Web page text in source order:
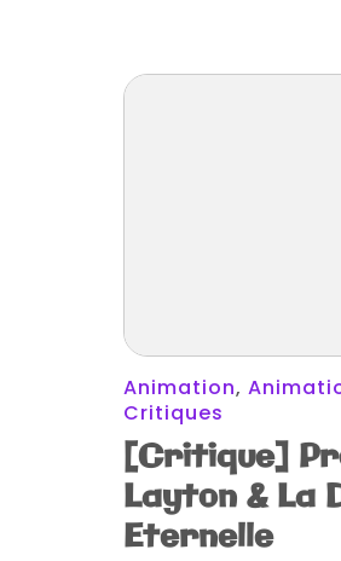
Animation,
Critiques
[Critique]
Layton & La
Eternelle